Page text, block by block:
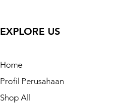
EXPLORE US
Home
Profil Perusahaan
Shop All